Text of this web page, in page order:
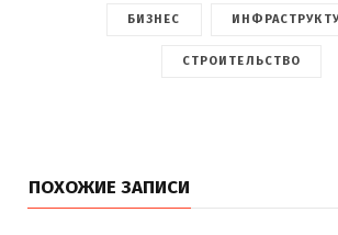
БИЗНЕС
СТРОИТЕЛЬСТВО
ПОХОЖИЕ ЗАПИСИ